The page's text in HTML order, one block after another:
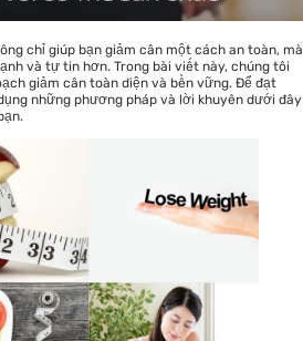
chỉ giúp bạn giảm cân một cách an toàn, mà
và tự tin hơn. Trong bài viết này, chúng tôi
giảm cân toàn diện và bền vững. Để đạt
những phương pháp và lời khuyên dưới đây